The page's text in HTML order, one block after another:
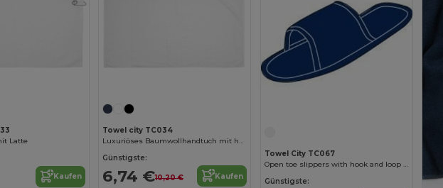
Latte
Kaufen
Towel city TC034
Luxuriöses Baumwollhandtuch mit hoher Saugfähigkeit
Günstigste:
6,74 €10,20 € Kaufen
Towel City TC067
Open toe slippers with hook and loop strap
Günstigste: